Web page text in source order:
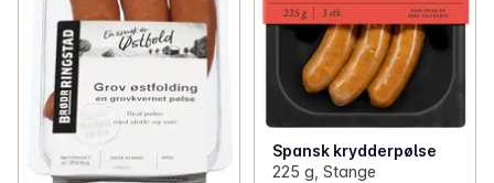
Spansk krydderpølse
225 g, Stange